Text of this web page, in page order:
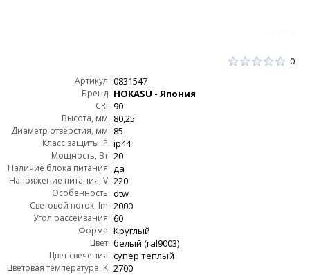
0
Артикул: 0831547
Бренд: HOKASU - Япония
CRI: 90
Высота, мм: 80,25
Диаметр отверстия, мм: 85
Класс защиты IP: ip44
Мощность, Вт: 20
Наличие блока питания: да
Напряжение питания, V: 220
Особенность: dtw
Световой поток, lm: 2000
Угол рассеивания: 60
Форма: Круглый
Цвет: белый (ral9003)
Цвет свечения: супер теплый
Цветовая температура, K: 2700